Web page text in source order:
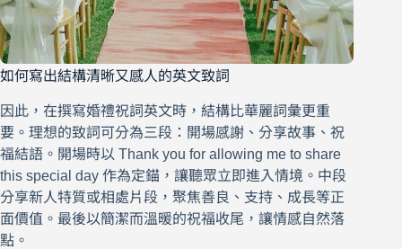
如何寫出結構清晰又感人的英文致詞
因此，在撰寫婚禮祝詞英文時，結構比華麗詞彙更重
要。理想的致詞可分為三段：開場感謝、分享故事、祝
福結語。開場時以 Thank you for allowing me to share
this special day 作為定錨，讓聽眾立即進入情境。中段
分享新人特質或相處片段，聚焦善良、支持、成長等正
面價值。最後以簡潔而溫暖的祝福收尾，讓情感自然落
點。